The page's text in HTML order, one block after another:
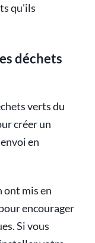
qu'ils
déchets
verts du
créer un
en
ont mis en
encourager
Si vous